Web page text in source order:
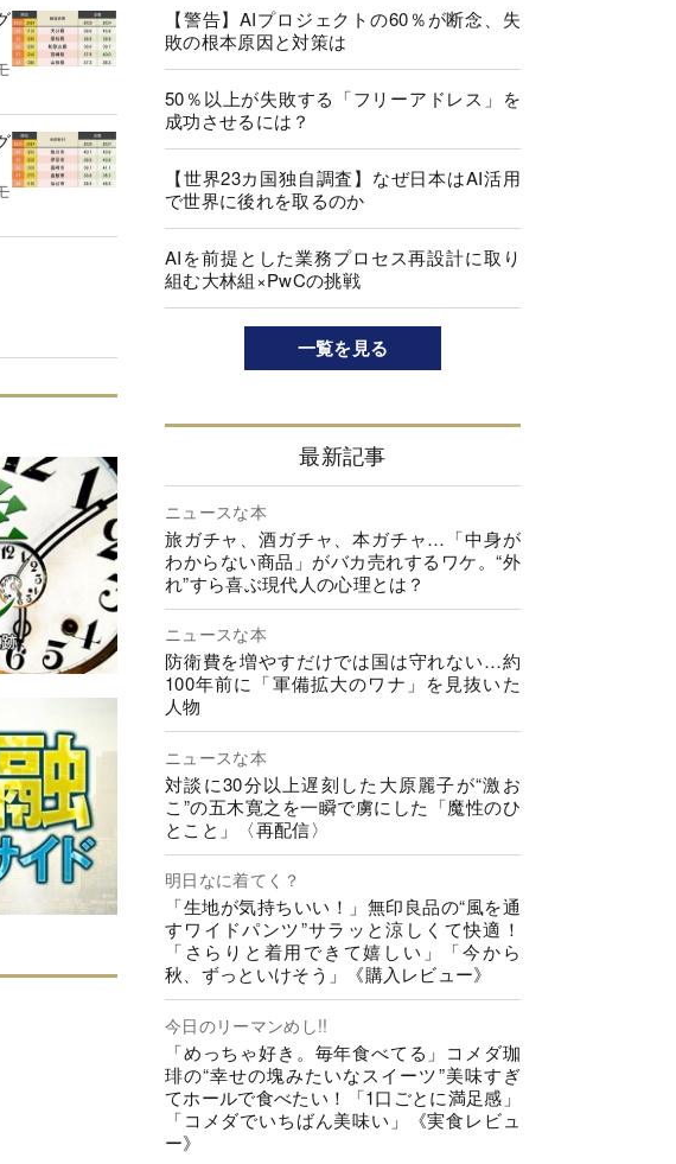
【警告】AIプロジェクトの60％が断念、失
敗の根本原因と対策は
50％以上が失敗する「フリーアドレス」を
成功させるには？
【世界23カ国独自調査】なぜ日本はAI活用
で世界に後れを取るのか
AIを前提とした業務プロセス再設計に取り
組む大林組×PwCの挑戦
一覧を見る
最新記事
ニュースな本
旅ガチャ、酒ガチャ、本ガチャ…「中身が
わからない商品」がバカ売れするワケ。“外
れ”すら喜ぶ現代人の心理とは？
ニュースな本
防衛費を増やすだけでは国は守れない…約
100年前に「軍備拡大のワナ」を見抜いた
人物
ニュースな本
対談に30分以上遅刻した大原麗子が“激お
こ”の五木寛之を一瞬で虜にした「魔性のひ
とこと」〈再配信〉
明日なに着てく？
「生地が気持ちいい！」無印良品の“風を通
すワイドパンツ”サラッと涼しくて快適！
「さらりと着用できて嬉しい」「今から
秋、ずっといけそう」《購入レビュー》
今日のリーマンめし!!
「めっちゃ好き。毎年食べてる」コメダ珈
琲の“幸せの塊みたいなスイーツ”美味すぎ
てホールで食べたい！「1口ごとに満足感」
「コメダでいちばん美味い」《実食レビュ
ー》